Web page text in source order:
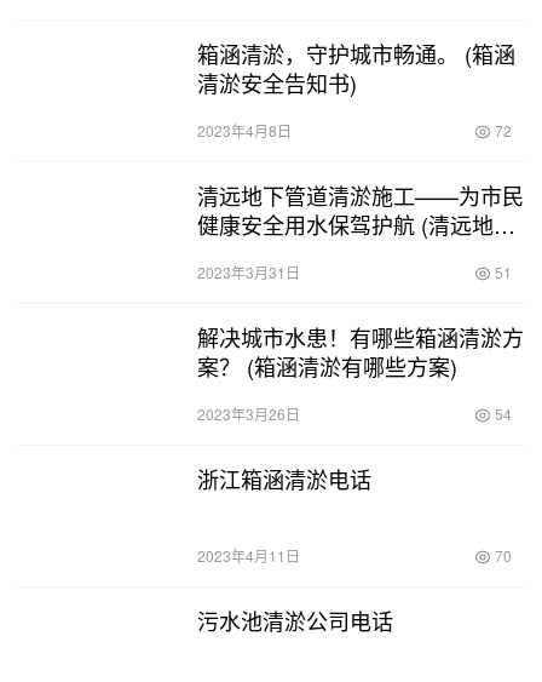
箱涵清淤，守护城市畅通。 (箱涵
清淤安全告知书)
2023年4月8日 72
清远地下管道清淤施工——为市民
健康安全用水保驾护航 (清远地下
2023年3月31日 51
解决城市水患！有哪些箱涵清淤方
案？ (箱涵清淤有哪些方案)
2023年3月26日 54
浙江箱涵清淤电话
2023年4月11日 70
污水池清淤公司电话